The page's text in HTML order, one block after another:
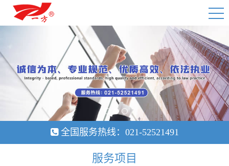
1 2 3
全国服务热线：021-52521491
服务项目